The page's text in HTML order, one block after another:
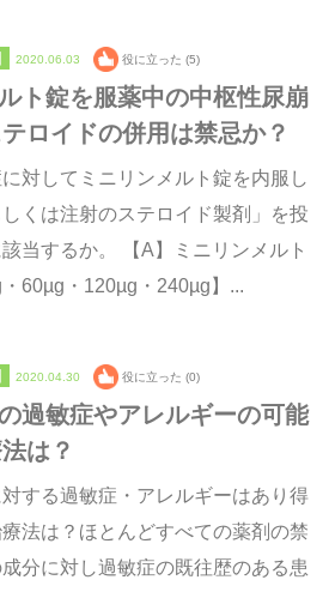
2020.06.03 役に立った (5)
ト錠を服薬中の中枢性尿崩
ロイドの併用は禁忌か？
に対してミニリンメルト錠を内服し
くは注射のステロイド製剤」を投
当するか。 【A】ミニリンメルト
60µg・120µg・240µg】...
2020.04.30 役に立った (0)
過敏症やアレルギーの可能
は？
対する過敏症・アレルギーはあり得
法は？ほとんどすべての薬剤の禁
分に対し過敏症の既往歴のある患